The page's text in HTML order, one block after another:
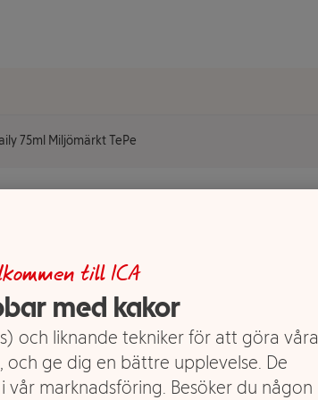
75ml Miljömärkt TePe
till ICA
med kakor
och liknande tekniker för att göra våra
och ge dig en bättre upplevelse. De
vår marknadsföring. Besöker du någon